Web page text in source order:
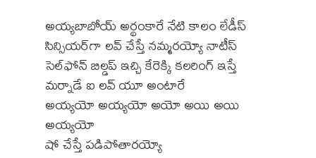
అయ్యబాబోయ్ అర్థంకారే నేటి కాలం లేడీస్
సిన్సియర్‌గా లవ్ చేస్తే నమ్మరయ్యో నాటీస్
సెల్‌ఫోన్ బిల్డప్ ఇచ్చి కేరెక్కి కలరింగ్ ఇస్తే
మర్నాడే ఐ లవ్ యూ అంటారే
అయ్యయో అయ్యయో అయో అయి అయి
అయ్యయో
షో చేస్తే పడిపోతారయ్యో